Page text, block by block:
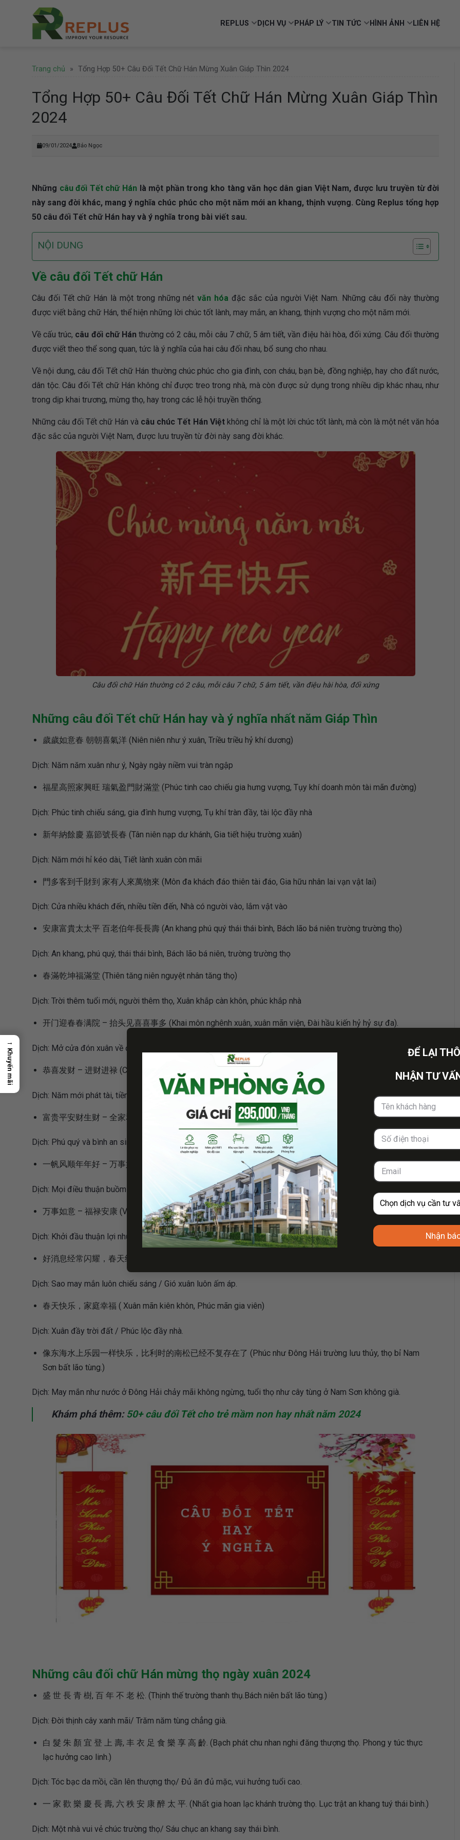
ĐỂ LẠI
NHẬN TƯ
Nhận
REPLUS DỊCH VỤ PHÁP LÝ TIN TỨC HÌNH ẢNH LIÊN HỆ
Trang chủ » Tổng Hợp 50+ Câu Đối Tết Chữ Hán Mừng Xuân Giáp Thìn 2024
Tổng Hợp 50+ Câu Đối Tết Chữ Hán Mừng Xuân Giáp Thìn
2024
09/01/2024 Bảo Ngọc
Những câu đối Tết chữ Hán là một phần trong kho tàng văn học dân gian Việt Nam, được lưu truyền từ đời
này sang đời khác, mang ý nghĩa chúc phúc cho một năm mới an khang, thịnh vượng. Cùng Replus tổng hợp
50 câu đối Tết chữ Hán hay và ý nghĩa trong bài viết sau.
NỘI DUNG
Về câu đối Tết chữ Hán
Câu đối Tết chữ Hán là một trong những nétvăn hóa đặc sắc của người Việt Nam. Những câu đối này thường
được viết bằng chữ Hán, thể hiện những lời chúc tốt lành, may mắn, an khang, thịnh vượng cho một năm mới.
Về cấu trúc, câu đối chữ Hán thường có 2 câu, mỗi câu 7 chữ, 5 âm tiết, vần điệu hài hòa, đối xứng. Câu đối thường
được viết theo thể song quan, tức là ý nghĩa của hai câu đối nhau, bổ sung cho nhau.
Về nội dung, câu đối Tết chữ Hán thường chúc phúc cho gia đình, con cháu, bạn bè, đồng nghiệp, hay cho đất nước,
dân tộc. Câu đối Tết chữ Hán không chỉ được treo trong nhà, mà còn được sử dụng trong nhiều dịp khác nhau, như
trong dịp khai trương, mừng thọ, hay trong các lễ hội truyền thống.
Những câu đối Tết chữ Hán và câu chúc Tết Hán Việtkhông chỉ là một lời chúc tốt lành, mà còn là một nét văn hóa
đặc sắc của người Việt Nam, được lưu truyền từ đời này sang đời khác.
Câu đối chữ Hán thường có 2 câu, mỗi câu 7 chữ, 5 âm tiết, vần điệu hài hòa, đối xứng
Những câu đối Tết chữ Hán hay và ý nghĩa nhất năm Giáp Thìn
歲歲如意春 朝朝喜氣洋 (Niên niên như ý xuân, Triều triều hỷ khí dương)
Dịch: Năm năm xuân như ý, Ngày ngày niềm vui tràn ngập
福星高照家興旺 瑞氣盈門財滿堂 (Phúc tinh cao chiếu gia hưng vượng, Tụy khí doanh môn tài mãn đường)
Dịch: Phúc tinh chiếu sáng, gia đình hưng vượng, Tụ khí tràn đầy, tài lộc đầy nhà
新年納餘慶 嘉節號長春 (Tân niên nạp dư khánh, Gia tiết hiệu trường xuân)
Dịch: Năm mới hỉ kéo dài, Tiết lành xuân còn mãi
門多客到千財到 家有人來萬物來 (Môn đa khách đáo thiên tài đáo, Gia hữu nhân lai vạn vật lai)
Dịch: Cửa nhiều khách đến, nhiều tiền đến, Nhà có người vào, lắm vật vào
安康富貴太太平 百老伯年長長壽 (An khang phú quý thái thái bình, Bách lão bá niên trường trường thọ)
Dịch: An khang, phú quý, thái thái bình, Bách lão bá niên, trường trường thọ
春滿乾坤福滿堂 (Thiên tăng niên nguyệt nhân tăng thọ)
Dịch: Trời thêm tuổi mới, người thêm thọ, Xuân khắp càn khôn, phúc khắp nhà
开门迎春春满院 – 抬头见喜喜事多 (Khai môn nghênh xuân, xuân mãn viện, Đài hầu kiến hỷ hỷ sự đa).
Dịch: Mở cửa đón xuân về đầy nhà, ngẩng đầu gặp mọi sự đều an vui.
恭喜发财 – 进财进禄 (Cung hỷ phát tài, Tấn tài tấn lộc).
Dịch: Năm mới phát tài, tiền vô, lộc đến.
富贵平安财生财 – 全家和睦福中福 (Phú quý bình an tài sinh tài, Toàn gia hoà mục phúc trung phúc).
Dịch: Phú quý và bình an sinh tài, gia đình hoàn thuận sẽ sinh phúc.
一帆风顺年年好 – 万事如意步步高 (Nhất phàm phong thuận niên niên hảo, Vạn sự như ý bộ bộ cao).
Dịch: Mọi điều thuận buồm xuôi gió, tốt lành, mọi sự đều như ý để vương cao.
万事如意 – 福禄安康 (Vạn sự như ý, Phúc lộc an khang)
Dịch: Khởi đầu thuận lợi như ý, phúc lộc, thịnh vượng, phát triển cao.
好消息经常闪耀，春天经常排卵 (Phúc tinh thường chiếu, Xuân phong thường noãn.)
Dịch: Sao may mắn luôn chiếu sáng / Gió xuân luôn ấm áp.
春天快乐，家庭幸福 ( Xuân mãn kiên khôn, Phúc mãn gia viên)
Dịch: Xuân đầy trời đất / Phúc lộc đầy nhà.
像东海水上乐园一样快乐，比利时的南松已经不复存在了 (Phúc như Đông Hải trường lưu thủy, thọ bỉ Nam
Sơn bất lão tùng.)
Dịch: May mắn như nước ở Đông Hải chảy mãi không ngừng, tuổi thọ như cây tùng ở Nam Sơn không già.
Khám phá thêm: 50+ câu đối Tết cho trẻ mầm non hay nhất năm 2024
Những câu đối chữ Hán mừng thọ ngày xuân 2024
盛 世 長 青 樹, 百 年 不 老 松. (Thịnh thế trường thanh thụ.Bách niên bất lão tùng.)
Dịch: Đời thịnh cây xanh mãi/ Trăm năm tùng chẳng già.
白 髮 朱 顏 宜 登 上 壽, 丰 衣 足 食 樂 享 高 齡. (Bạch phát chu nhan nghi đăng thượng thọ. Phong y túc thực
lạc hưởng cao linh.)
Dịch: Tóc bạc da mồi, cần lên thượng thọ/ Đủ ăn đủ mặc, vui hưởng tuổi cao.
一 家 歡 樂 慶 長 壽, 六 秩 安 康 醉 太 平. (Nhất gia hoan lạc khánh trường thọ. Lục trật an khang tuý thái bình.)
Dịch: Một nhà vui vẻ chúc trường thọ/ Sáu chục an khang say thái bình.
→
Khuyến mãi